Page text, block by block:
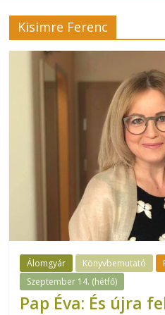
Kisimre Ferenc
Álomgyár Könyvbemutató
Szeptember 14. (hétfő)
Pap Éva: És újra